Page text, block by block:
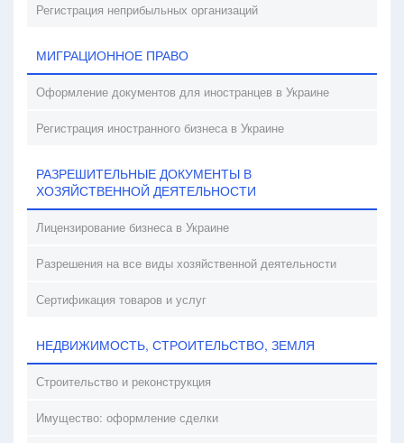
Регистрация неприбыльных организаций
МИГРАЦИОННОЕ ПРАВО
Оформление документов для иностранцев в Украине
Регистрация иностранного бизнеса в Украине
РАЗРЕШИТЕЛЬНЫЕ ДОКУМЕНТЫ В
ХОЗЯЙСТВЕННОЙ ДЕЯТЕЛЬНОСТИ
Лицензирование бизнеса в Украине
Разрешения на все виды хозяйственной деятельности
Сертификация товаров и услуг
НЕДВИЖИМОСТЬ, СТРОИТЕЛЬСТВО, ЗЕМЛЯ
Строительство и реконструкция
Имущество: оформление сделки